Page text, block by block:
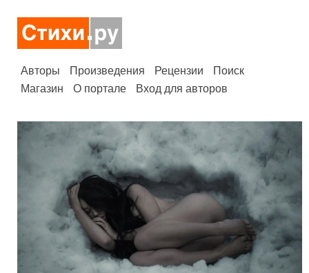
Авторы Произведения Рецензии
Поиск
Магазин
О портале Вход для авторов